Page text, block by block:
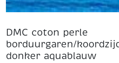
DMC coton perle
borduurgaren/
donker aquablauw